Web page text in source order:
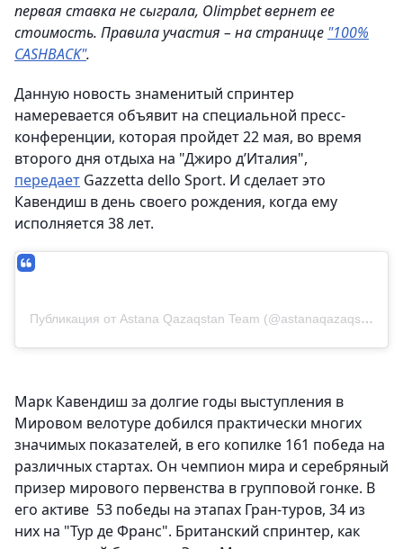
первая ставка не сыграла, Olimpbet вернет ее
стоимость. Правила участия – на странице "100%
CASHBACK".
Данную новость знаменитый спринтер
намеревается объявит на специальной пресс-
конференции, которая пройдет 22 мая, во время
второго дня отдыха на "Джиро д’Италия",
передает Gazzetta dello Sport. И сделает это
Кавендиш в день своего рождения, когда ему
исполняется 38 лет.
Публикация от Astana Qazaqstan Team (@astanaqazaqstanteam)
Марк Кавендиш за долгие годы выступления в
Мировом велотуре добился практически многих
значимых показателей, в его копилке 161 победа на
различных стартах. Он чемпион мира и серебряный
призер мирового первенства в групповой гонке. В
его активе 53 победы на этапах Гран-туров, 34 из
них на "Тур де Франс". Британский спринтер, как